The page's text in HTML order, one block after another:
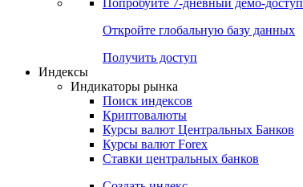
Попробуйте 7-дневный демо-доступ
Откройте глобальную базу данных
Получить доступ
Индексы
Индикаторы рынка
Поиск индексов
Криптовалюты
Курсы валют Центральных Банков
Курсы валют Forex
Ставки центральных банков